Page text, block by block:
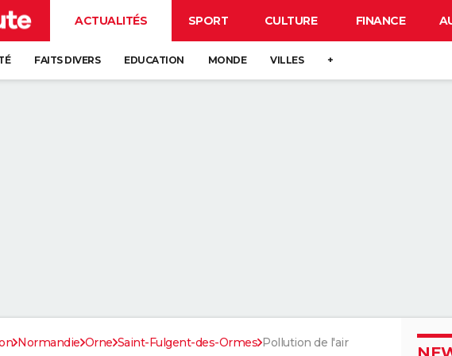
ACTUALITÉS SPORT CULTURE FINANCE
FAITS DIVERS EDUCATION MONDE VILLES +
Normandie Orne Saint-Fulgent-des-Ormes Pollution de l'air